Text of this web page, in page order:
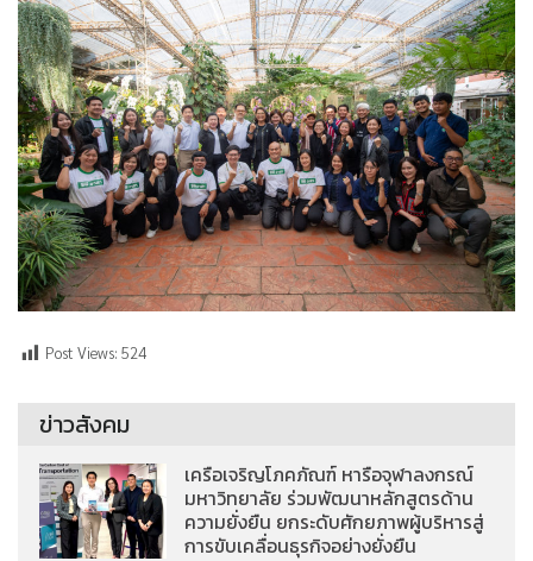
Post Views: 524
ข่าวสังคม
เครือเจริญโภคภัณฑ์ หารือจุฬาลงกรณ์
มหาวิทยาลัย ร่วมพัฒนาหลักสูตรด้าน
ความยั่งยืน ยกระดับศักยภาพผู้บริหารสู่
การขับเคลื่อนธุรกิจอย่างยั่งยืน